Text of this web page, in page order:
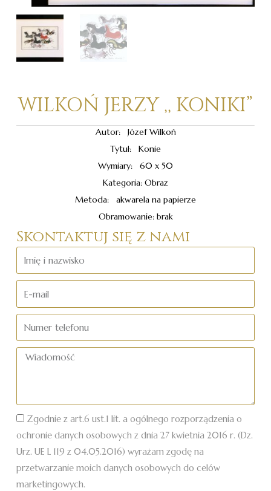
WILKOŃ JERZY ,, KONIKI”
Autor: Józef Wilkoń
Tytuł: Konie
Wymiary: 60 x 50
Kategoria: Obraz
Metoda: akwarela na papierze
Obramowanie: brak
Skontaktuj się z nami
i
mail
telefonu
Wiadomość
Zgodnie z art.6 ust.1 lit. a ogólnego rozporządzenia o
ochronie danych osobowych z dnia 27 kwietnia 2016 r. (Dz.
Urz. UE L 119 z 04.05.2016) wyrażam zgodę na
przetwarzanie moich danych osobowych do celów
marketingowych.